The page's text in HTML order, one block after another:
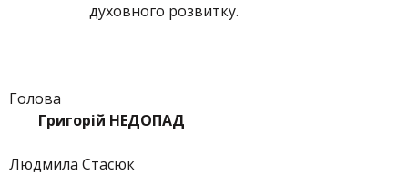
духовного розвитку.
Голова
Григорій НЕДОПАД
Людмила Стасюк